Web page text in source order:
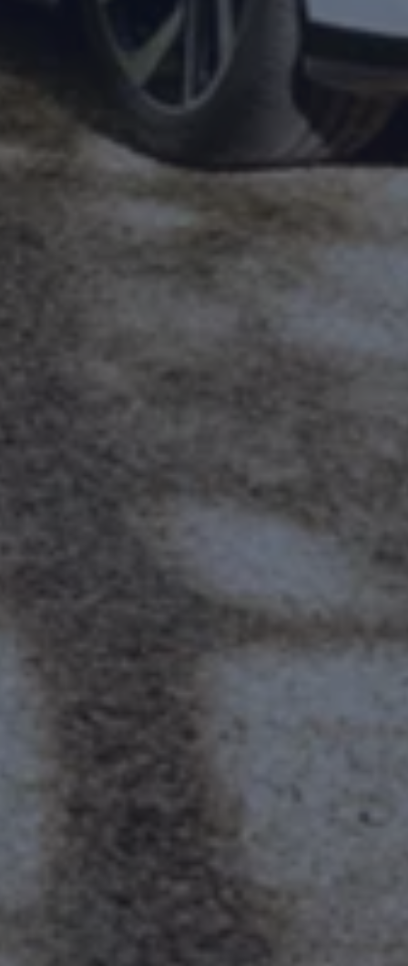
Lifestyle
Transport
Elektromobilität
Volkswagen R
Pannen- und Unfallhilfe
Volkswagen Kundenbetreuung